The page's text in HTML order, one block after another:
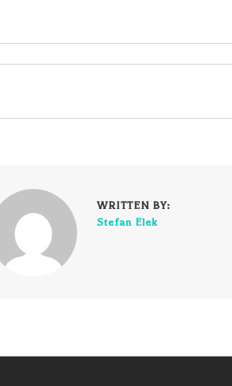
WRITTEN BY:
Stefan Elek